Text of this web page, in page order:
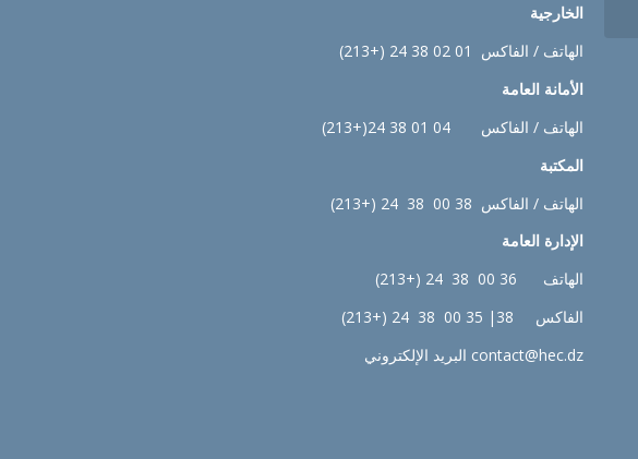
الخارجية
الهاتف / الفاكس 01 02 38 24 (+213)
الأمانة العامة
الهاتف / الفاكس 04 01 38 24(+213)
المكتبة
الهاتف / الفاكس 38 00 38 24 (+213)
الإدارة العامة
الهاتف 36 00 38 24 (+213)
الفاكس 38| 35 00 38 24 (+213)
contact@hec.dz البريد الإلكتروني